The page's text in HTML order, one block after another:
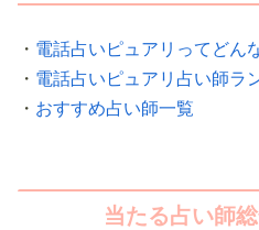
・ 電話占いピュアリってどん
・ 電話占いピュアリ占い師ラ
・ おすすめ占い師一覧
当たる占い師